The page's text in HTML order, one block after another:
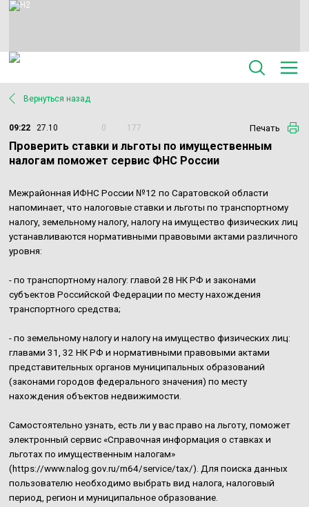
Вернуться назад
09:22 27.10 0 177 Печать
Проверить ставки и льготы по имущественным
налогам поможет сервис ФНС России
Межрайонная ИФНС России №12 по Саратовской области
напоминает, что налоговые ставки и льготы по транспортному
налогу, земельному налогу, налогу на имущество физических лиц
устанавливаются нормативными правовыми актами различного
уровня:
- по транспортному налогу: главой 28 НК РФ и законами
субъектов Российской Федерации по месту нахождения
транспортного средства;
- по земельному налогу и налогу на имущество физических лиц:
главами 31, 32 НК РФ и нормативными правовыми актами
представительных органов муниципальных образований
(законами городов федерального значения) по месту
нахождения объектов недвижимости.
Самостоятельно узнать, есть ли у вас право на льготу, поможет
электронный сервис «Справочная информация о ставках и
льготах по имущественным налогам»
(https://www.nalog.gov.ru/rn64/service/tax/). Для поиска данных
пользователю необходимо выбрать вид налога, налоговый
период, регион и муниципальное образование.